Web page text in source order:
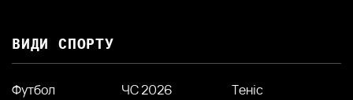
ВИДИ СПОРТУ
Футбол ЧС 2026
Теніс